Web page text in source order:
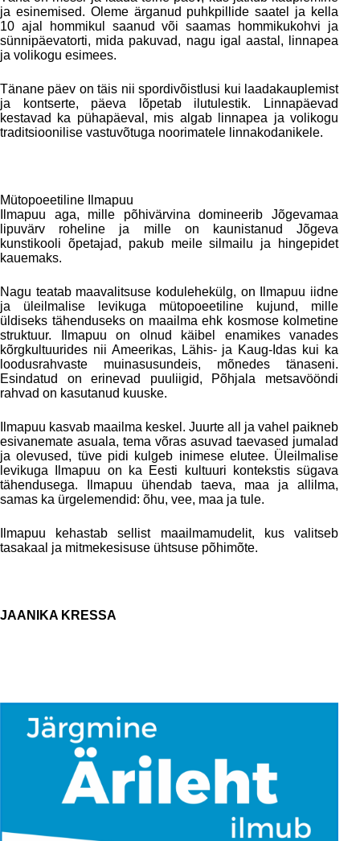
ja esinemised. Oleme ärganud puhkpillide saatel ja kella
10 ajal hommikul saanud või saamas hommikukohvi ja
sünnipäevatorti, mida pakuvad, nagu igal aastal, linnapea
ja volikogu esimees.
Tänane päev on täis nii spordivõistlusi kui laadakauplemist
ja kontserte, päeva lõpetab ilutulestik. Linnapäevad
kestavad ka pühapäeval, mis algab linnapea ja volikogu
traditsioonilise vastuvõtuga noorimatele linnakodanikele.
Mütopoeetiline Ilmapuu
Ilmapuu aga, mille põhivärvina domineerib Jõgevamaa
lipuvärv roheline ja mille on kaunistanud Jõgeva
kunstikooli õpetajad, pakub meile silmailu ja hingepidet
kauemaks.
Nagu teatab maavalitsuse kodulehekülg, on Ilmapuu iidne
ja üleilmalise levikuga mütopoeetiline kujund, mille
üldiseks tähenduseks on maailma ehk kosmose kolmetine
struktuur. Ilmapuu on olnud käibel enamikes vanades
kõrgkultuurides nii Ameerikas, Lähis- ja Kaug-Idas kui ka
loodusrahvaste muinasusundeis, mõnedes tänaseni.
Esindatud on erinevad puuliigid, Põhjala metsavööndi
rahvad on kasutanud kuuske.
Ilmapuu kasvab maailma keskel. Juurte all ja vahel paikneb
esivanemate asuala, tema võras asuvad taevased jumalad
ja olevused, tüve pidi kulgeb inimese elutee. Üleilmalise
levikuga Ilmapuu on ka Eesti kultuuri kontekstis sügava
tähendusega. Ilmapuu ühendab taeva, maa ja allilma,
samas ka ürgelemendid: õhu, vee, maa ja tule.
Ilmapuu kehastab sellist maailmamudelit, kus valitseb
tasakaal ja mitmekesisuse ühtsuse põhimõte.
JAANIKA KRESSA